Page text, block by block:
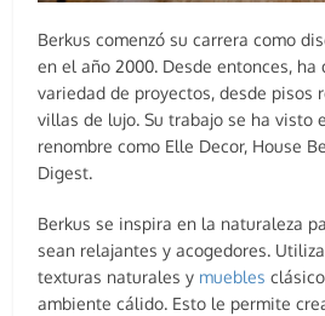
Berkus comenzó su carrera como
en el año 2000. Desde entonces, ha
variedad de proyectos, desde pisos
villas de lujo. Su trabajo se ha visto
renombre como Elle Decor, House
Digest.
Berkus se inspira en la naturaleza
sean relajantes y acogedores.
texturas naturales y muebles
ambiente cálido. Esto le permite